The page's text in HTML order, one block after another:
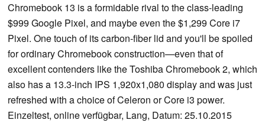
Chromebook 13 is a formidable rival to the class-leading
$999 Google Pixel, and maybe even the $1,299 Core i7
Pixel. One touch of its carbon-fiber lid and you'll be spoiled
for ordinary Chromebook construction—even that of
excellent contenders like the Toshiba Chromebook 2, which
also has a 13.3-inch IPS 1,920x1,080 display and was just
refreshed with a choice of Celeron or Core i3 power.
Einzeltest, online verfügbar, Lang, Datum: 25.10.2015